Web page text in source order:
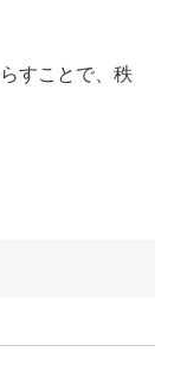
すことで、秩